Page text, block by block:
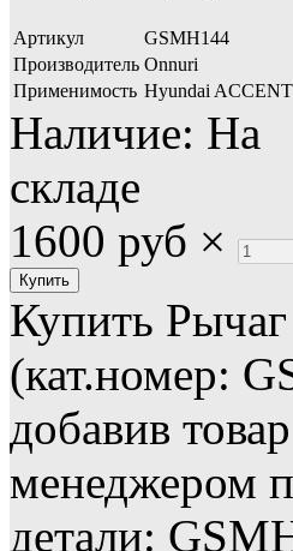
Артикул
GSMH144
Производитель Onnuri
Применимость Hyundai ACCENT
Наличие: На
складе
1600 руб ×
Купить
(кат.номер:
добавив
менеджером
детали: